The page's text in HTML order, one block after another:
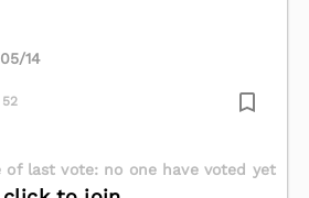
14
52
of last vote: no one have voted yet